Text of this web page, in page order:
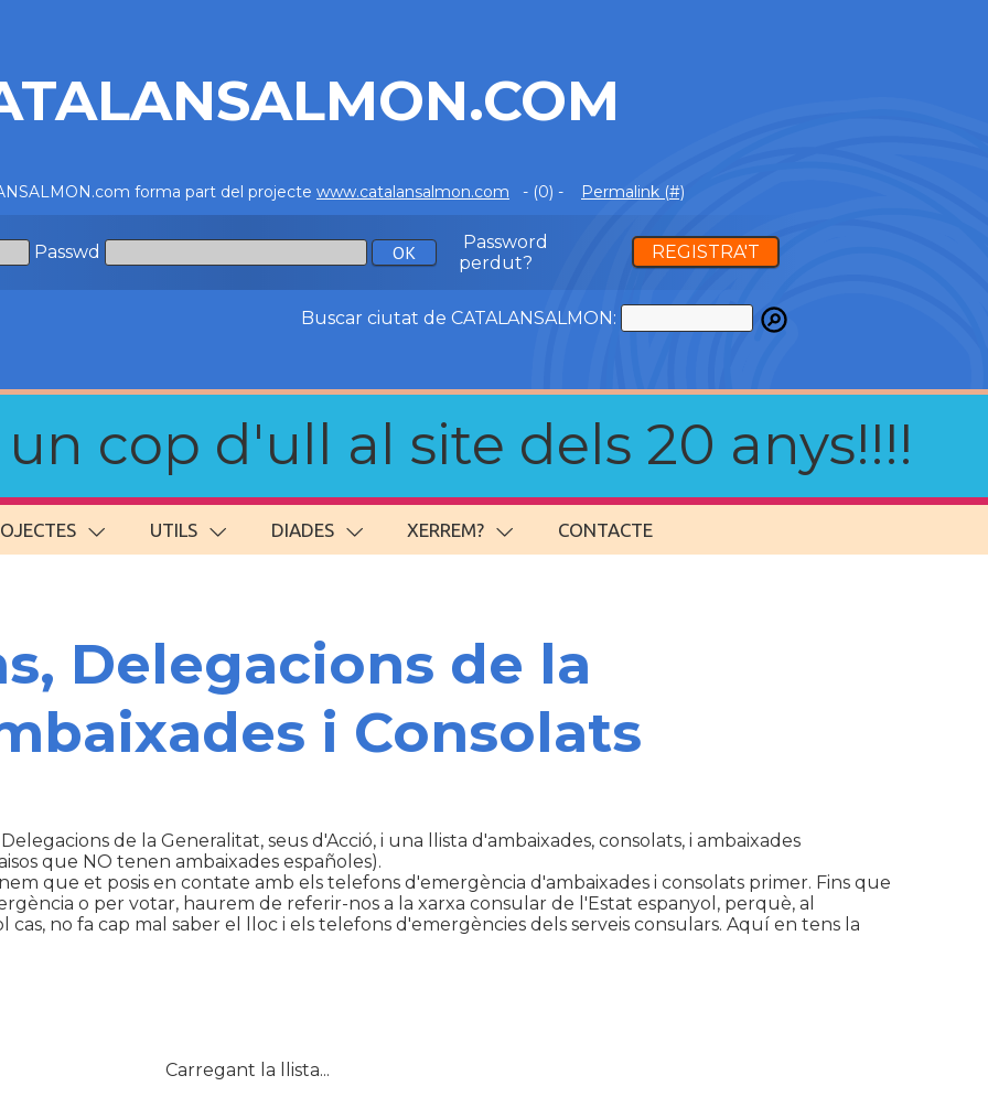
forma part del projecte www.catalansalmon.com - (0) - Permalink (#)
Passwd
Password
perdut?
REGISTRA'T
Buscar ciutat de CATALANSALMON:
cop d'ull al site dels 20 anys!!!!
UTILS DIADES XERREM? CONTACTE
Delegacions de la
i Consolats
de la Generalitat, seus d'Acció, i una llista d'ambaixades, consolats, i ambaixades
que NO tenen ambaixades españoles).
que et posis en contate amb els telefons d'emergència d'ambaixades i consolats primer. Fins que
o per votar, haurem de referir-nos a la xarxa consular de l'Estat espanyol, perquè, al
no fa cap mal saber el lloc i els telefons d'emergències dels serveis consulars. Aquí en tens la
Carregant la llista...